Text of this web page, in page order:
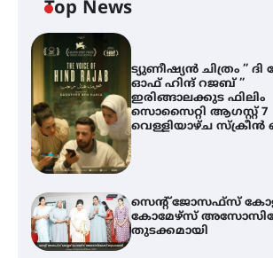
Top News
ട്യുണീഷ്യൻ ചിത്രം ”
ഓഫ് ഹിന്ദ് റജബ് ”
ഇരിങ്ങാലക്കുട ഫിലിം
സൊസൈറ്റി ആഗസ്റ്റ് 7
വെള്ളിയാഴ്ച സ്‌ക്രീൻ
സെന്റ് ജോസഫ്സ്
കോമേഴ്‌സ്
തുടക്കമായി